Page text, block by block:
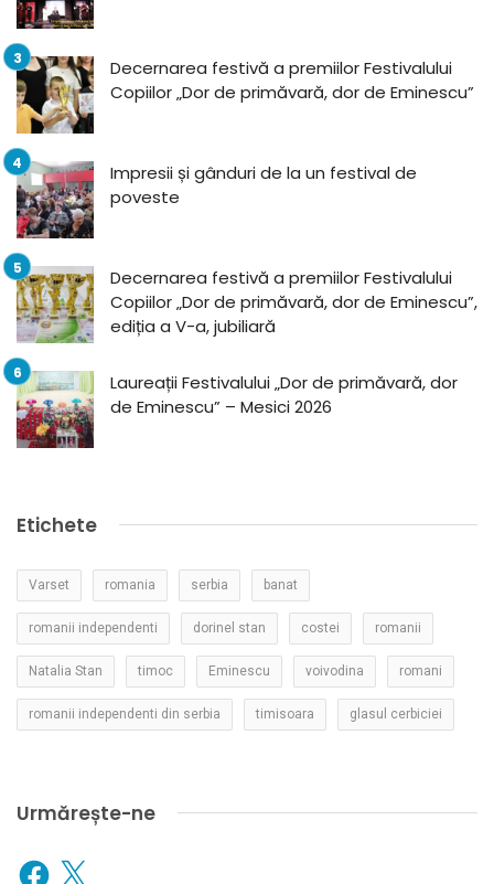
Decernarea festivă a premiilor Festivalului
Copiilor „Dor de primăvară, dor de Eminescu”
Impresii și gânduri de la un festival de
poveste
Decernarea festivă a premiilor Festivalului
Copiilor „Dor de primăvară, dor de Eminescu”,
ediția a V-a, jubiliară
Laureații Festivalului „Dor de primăvară, dor
de Eminescu” – Mesici 2026
Etichete
Varset romania serbia banat
romanii independenti dorinel stan costei romanii
Natalia Stan timoc Eminescu voivodina romani
romanii independenti din serbia timisoara glasul cerbiciei
Urmărește-ne
Facebook
X